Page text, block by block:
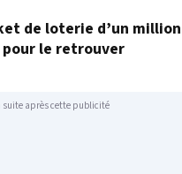
de loterie d’un million
le retrouver
suite après cette publicité